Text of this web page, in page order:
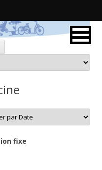
Aller au contenu principal
fixe